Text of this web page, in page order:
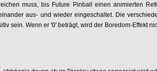
muss, bis Future Pinball einen animierten
aus- und wieder eingeschaltet. Die
sein. Wenn er '0' beträgt, wird der Boredom-Effekt